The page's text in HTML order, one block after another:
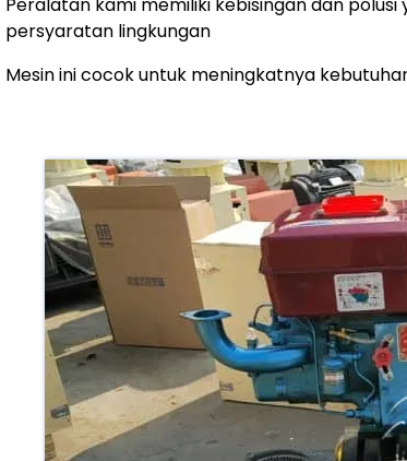
persyaratan lingkungan
Mesin ini cocok untuk meningkatnya